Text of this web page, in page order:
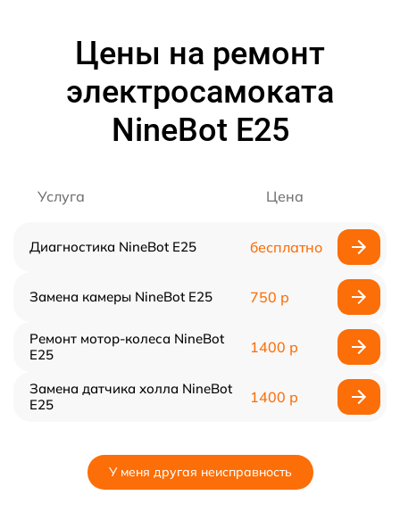
Цены на ремонт
электросамоката
NineBot E25
Услуга Цена
Диагностика NineBot E25 бесплатно
Замена камеры NineBot E25 750 р
Ремонт мотор-колеса NineBot
E25
1400 р
Замена датчика холла NineBot
E25
1400 р
У меня другая неисправность